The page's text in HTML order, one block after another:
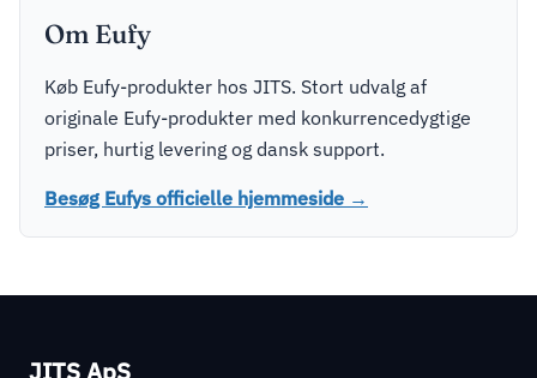
Om Eufy
Køb Eufy-produkter hos JITS. Stort udvalg af
originale Eufy-produkter med konkurrencedygtige
priser, hurtig levering og dansk support.
Besøg Eufys officielle hjemmeside →
JITS ApS